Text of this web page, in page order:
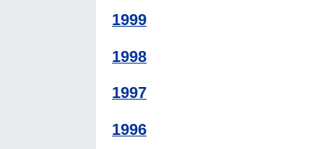
1999
1998
1997
1996